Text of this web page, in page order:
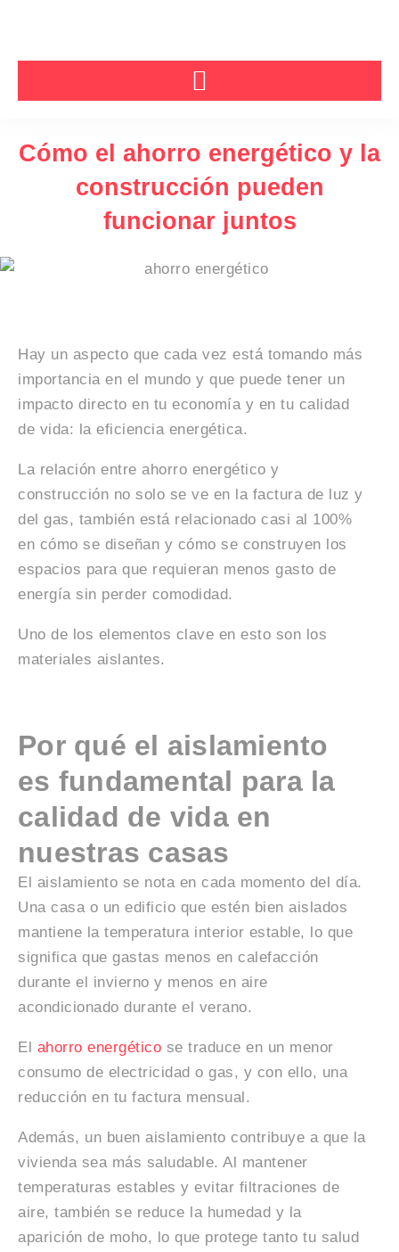
contenido
Cómo el ahorro energético y la
construcción pueden
funcionar juntos
Hay un aspecto que cada vez está tomando más
importancia en el mundo y que puede tener un
impacto directo en tu economía y en tu calidad
de vida: la eficiencia energética.
La relación entre ahorro energético y
construcción no solo se ve en la factura de luz y
del gas, también está relacionado casi al 100%
en cómo se diseñan y cómo se construyen los
espacios para que requieran menos gasto de
energía sin perder comodidad.
Uno de los elementos clave en esto son los
materiales aislantes.
Por qué el aislamiento
es fundamental para la
calidad de vida en
nuestras casas
El aislamiento se nota en cada momento del día.
Una casa o un edificio que estén bien aislados
mantiene la temperatura interior estable, lo que
significa que gastas menos en calefacción
durante el invierno y menos en aire
acondicionado durante el verano.
El ahorro energético se traduce en un menor
consumo de electricidad o gas, y con ello, una
reducción en tu factura mensual.
Además, un buen aislamiento contribuye a que la
vivienda sea más saludable. Al mantener
temperaturas estables y evitar filtraciones de
aire, también se reduce la humedad y la
aparición de moho, lo que protege tanto tu salud